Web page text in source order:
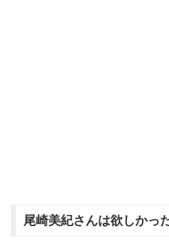
尾崎美紀さんは欲しかっ